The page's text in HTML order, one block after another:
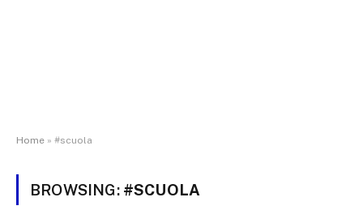
Home » #scuola
BROWSING: #SCUOLA